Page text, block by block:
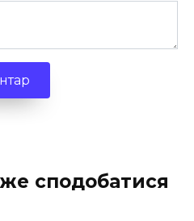
сподобатися